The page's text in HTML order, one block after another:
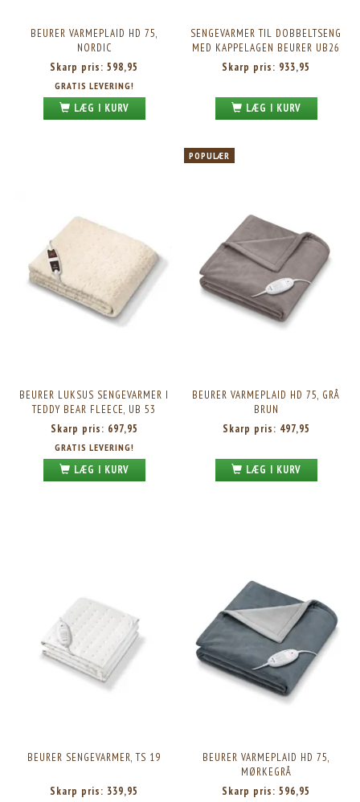
BEURER VARMEPLAID HD 75,
NORDIC
Skarp pris: 598,95
GRATIS LEVERING!
LÆG I KURV
SENGEVARMER TIL DOBBELTSENG
MED KAPPELAGEN BEURER UB26
Skarp pris: 933,95
LÆG I KURV
BEURER LUKSUS SENGEVARMER I
TEDDY BEAR FLEECE, UB 53
Skarp pris: 697,95
GRATIS LEVERING!
LÆG I KURV
POPULÆR
BEURER VARMEPLAID HD 75, GRÅ
BRUN
Skarp pris: 497,95
LÆG I KURV
BEURER SENGEVARMER, TS 19
Skarp pris: 339,95
BEURER VARMEPLAID HD 75,
MØRKEGRÅ
Skarp pris: 596,95